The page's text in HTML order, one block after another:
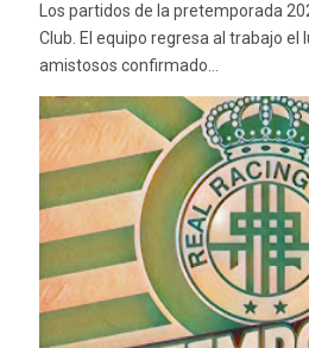
Los partidos de la pretemporada
Club. El equipo regresa al trabajo el
amistosos confirmado...